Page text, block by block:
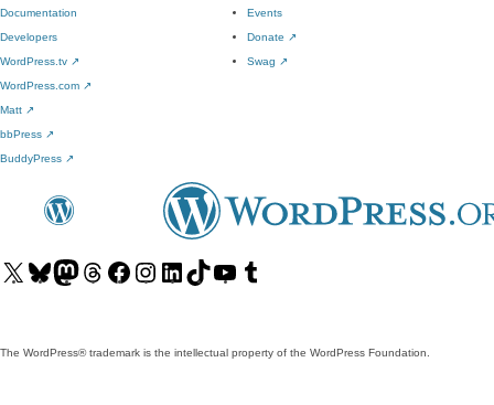
Documentation
Developers
WordPress.tv ↗
Events
Donate ↗
Swag ↗
WordPress.com ↗
Matt ↗
bbPress ↗
BuddyPress ↗
Visit
Visit Visit
Visit
Visit
Visit
Visit
Visit
Visit
The WordPress® trademark is the intellectual property of the WordPress Foundation.